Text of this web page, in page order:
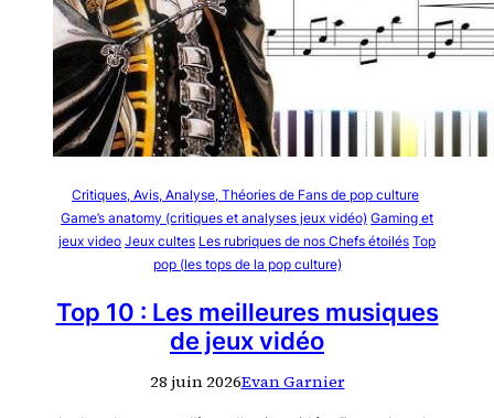
Critiques, Avis, Analyse, Théories de Fans de pop culture
Game’s anatomy (critiques et analyses jeux vidéo) Gaming et
jeux video Jeux cultes Les rubriques de nos Chefs étoilés Top
pop (les tops de la pop culture)
Top 10 : Les meilleures musiques
de jeux vidéo
28 juin 2026Evan Garnier